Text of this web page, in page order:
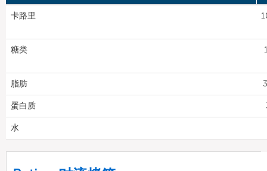
卡路里
糖类
脂肪
蛋白质
水